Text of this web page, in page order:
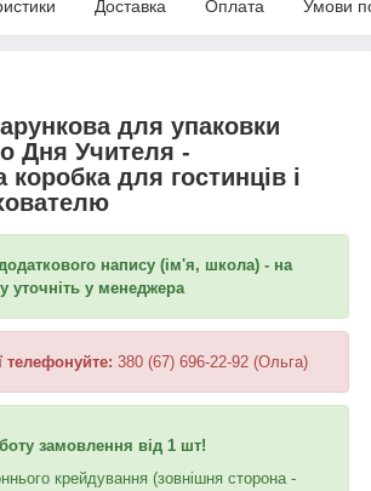
Доставка Оплата Умови
для упаковки
Дня Учителя -
для гостинців і
напису (ім'я, школа) - на
уточніть у менеджера
телефонуйте: 380 (67) 696-22-92 (Ольга)
замовлення від 1 шт!
крейдування (зовнішня сторона -